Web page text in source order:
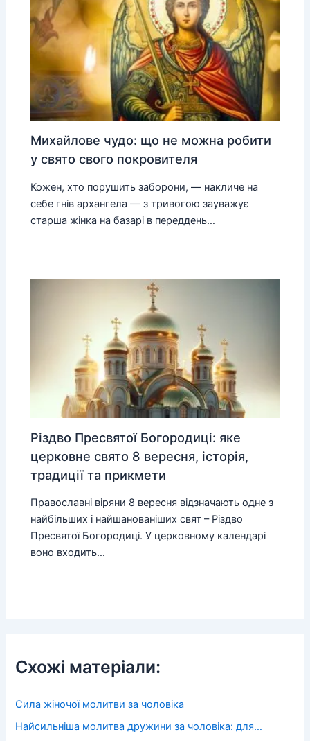
Михайлове чудо: що не можна робити
у свято свого покровителя
Кожен, хто порушить заборони, — накличе на
себе гнів архангела — з тривогою зауважує
старша жінка на базарі в переддень…
Різдво Пресвятої Богородиці: яке
церковне свято 8 вересня, історія,
традиції та прикмети
Православні віряни 8 вересня відзначають одне з
найбільших і найшанованіших свят – Різдво
Пресвятої Богородиці. У церковному календарі
воно входить…
Схожі матеріали:
Сила жіночої молитви за чоловіка
Найсильніша молитва дружини за чоловіка: для…